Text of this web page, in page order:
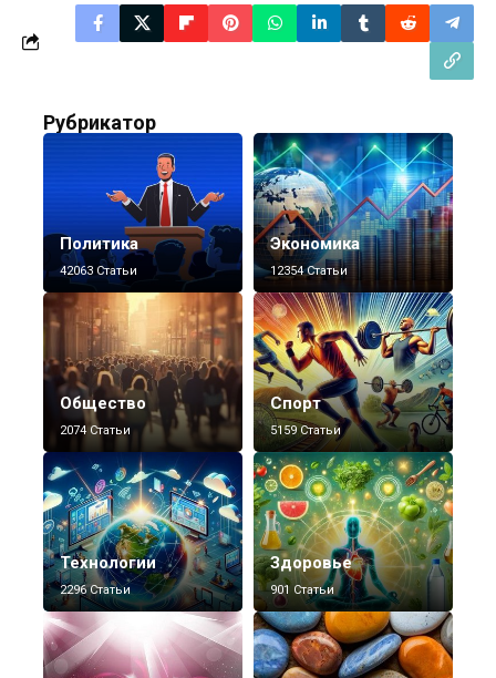
Рубрикатор
Политика
42063 Статьи
Экономика
12354 Статьи
Общество
2074 Статьи
Спорт
5159 Статьи
Технологии
2296 Статьи
Здоровье
901 Статьи